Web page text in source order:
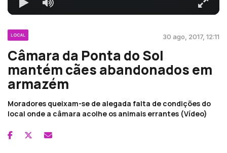
LOCAL 30 ago, 2017, 12:11
Câmara da Ponta do Sol
mantém cães abandonados em
armazém
Moradores queixam-se de alegada falta de condições do
local onde a câmara acolhe os animais errantes (Vídeo)